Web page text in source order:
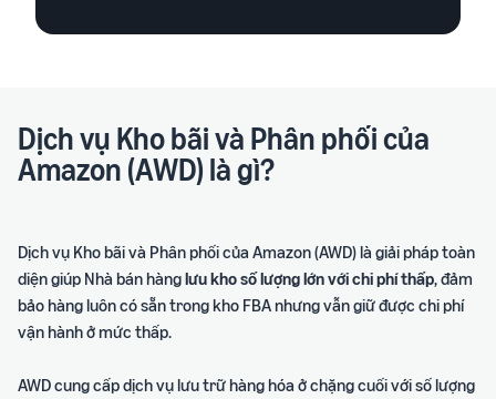
trong hành trình bán hàng
ích
Dịch vụ Kho bãi và Phân phối của
Amazon (AWD) là gì?
Dịch vụ Kho bãi và Phân phối của Amazon (AWD) là giải pháp toàn
diện giúp Nhà bán hànglưu kho số lượng lớn với chi phí thấp, đảm
bảo hàng luôn có sẵn trong kho FBA nhưng vẫn giữ được chi phí
vận hành ở mức thấp.
AWD cung cấp dịch vụ lưu trữ hàng hóa ở chặng cuối với số lượng